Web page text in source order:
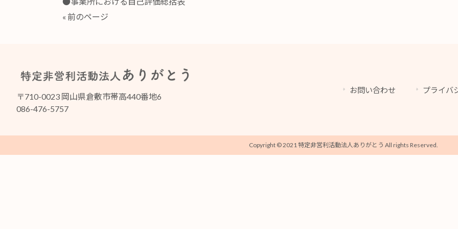
« 前のページ
〒710-0023 岡山県倉敷市帯高440番地6
086-476-5757
お問い合わせ プライバ
Copyright © 2021 特定非営利活動法人ありがとう All rights Reserved.